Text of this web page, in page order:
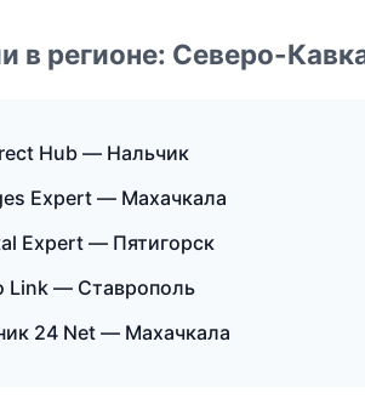
в регионе: Северо-
Hub — Нальчик
Expert — Махачкала
Expert — Пятигорск
Link — Ставрополь
24 Net — Махачкала